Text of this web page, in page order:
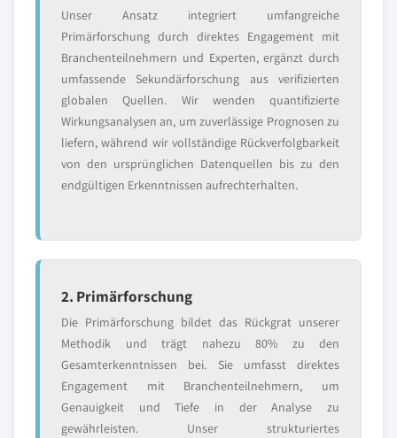
Unser Ansatz integriert umfangreiche
Primärforschung durch direktes Engagement mit
Branchenteilnehmern und Experten, ergänzt durch
umfassende Sekundärforschung aus verifizierten
globalen Quellen. Wir wenden quantifizierte
Wirkungsanalysen an, um zuverlässige Prognosen zu
liefern, während wir vollständige Rückverfolgbarkeit
von den ursprünglichen Datenquellen bis zu den
endgültigen Erkenntnissen aufrechterhalten.
2. Primärforschung
Die Primärforschung bildet das Rückgrat unserer
Methodik und trägt nahezu 80% zu den
Gesamterkenntnissen bei. Sie umfasst direktes
Engagement mit Branchenteilnehmern, um
Genauigkeit und Tiefe in der Analyse zu
gewährleisten. Unser strukturiertes